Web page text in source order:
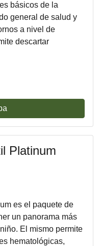
básicos de la
general de salud y
a nivel de
descartar
Platinum
es el paquete de
un panorama más
El mismo permite
hematológicas,